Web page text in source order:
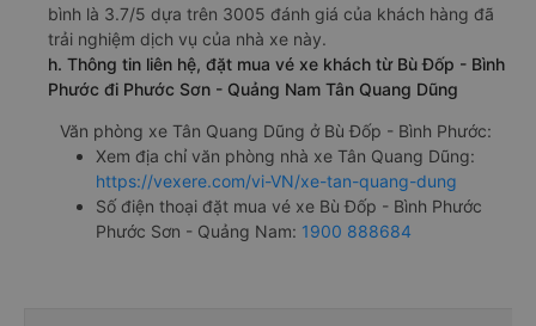
bình là 3.7/5 dựa trên 3005 đánh giá của khách hàng đã
trải nghiệm dịch vụ của nhà xe này.
h. Thông tin liên hệ, đặt mua vé xe khách từ Bù Đốp - Bình
Phước đi Phước Sơn - Quảng Nam Tân Quang Dũng
Văn phòng xe Tân Quang Dũng ở Bù Đốp - Bình Phước:
Xem địa chỉ văn phòng nhà xe Tân Quang Dũng:
https://vexere.com/vi-VN/xe-tan-quang-dung
Số điện thoại đặt mua vé xe Bù Đốp - Bình Phước
Phước Sơn - Quảng Nam: 1900 888684